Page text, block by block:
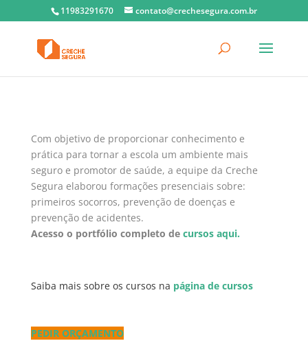
11983291670 contato@crechesegura.com.br
Com objetivo de proporcionar conhecimento e
prática para tornar a escola um ambiente mais
seguro e promotor de saúde, a equipe da Creche
Segura elaborou formações presenciais sobre:
primeiros socorros, prevenção de doenças e
prevenção de acidentes.
Acesso o portfólio completo de cursos aqui.
Saiba mais sobre os cursos na página de cursos
PEDIR ORÇAMENTO